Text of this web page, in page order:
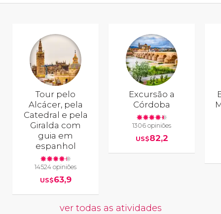
Tour pelo
Alcácer, pela
Catedral e pela
Giralda com
guia em
espanhol
14524 opiniões
US$63,9
Excursão a
Córdoba
1306 opiniões
US$82,2
ver todas as atividades